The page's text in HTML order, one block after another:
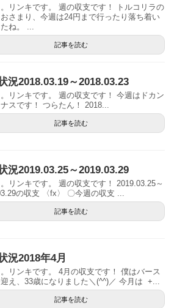
リンキです。 週の収支です！ トルコリラの
さまり、今週は24円まで行ったり落ち着い
ね。 ...
記事を読む
況2018.03.19～2018.03.23
リンキです。 週の収支です！ 今週はドカン
スです！ つらたん！ 2018...
記事を読む
況2019.03.25～2019.03.29
リンキです。 週の収支です！ 2019.03.25～
の収支 〈fx〉 〇今週の収支 ...
記事を読む
況2018年4月
リンキです。 4月の収支です！ 僕はバース
え、33歳になりました＼(^^)／ 今月は +...
記事を読む